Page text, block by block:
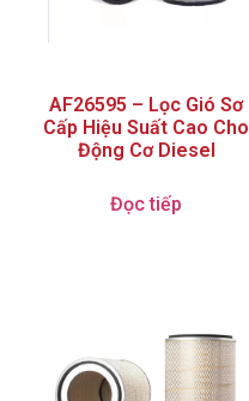
AF26595 – Lọc Gió Sơ
Cấp Hiệu Suất Cao Cho
Động Cơ Diesel
Đọc tiếp